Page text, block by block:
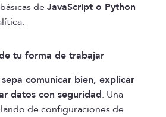
deJavaScript o Python
tu forma de trabajar
sepa comunicar bien, explicar
datos con seguridad. Una
de configuraciones de